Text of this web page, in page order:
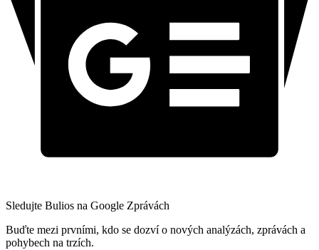
Sledujte Bulios na Google Zprávách
Buďte mezi prvními, kdo se dozví o nových analýzách, zprávách a
pohybech na trzích.